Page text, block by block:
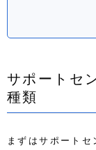
サポートセ
種類
まずはサポート